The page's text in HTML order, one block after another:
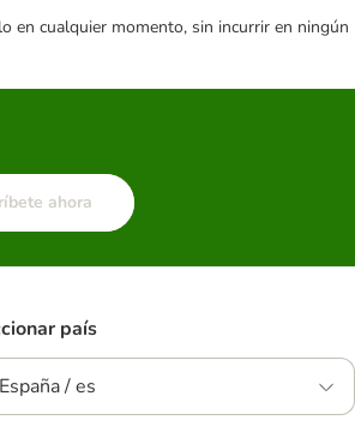
en cualquier momento, sin incurrir en ningún
ahora
país
España / es